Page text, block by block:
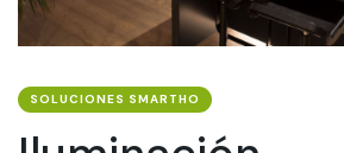
SOLUCIONES SMARTHO